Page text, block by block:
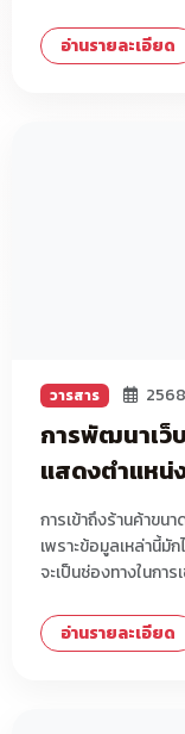
อ่านรายละเอียด
วารสาร 2568
การพัฒนาเว็
แสดงตำแหน่
อำเภอสวนผึ้
การเข้าถึงร้านค้าขน
เพราะข้อมูลเหล่านี้มั
จะเป็นช่องทางในการ
อ่านรายละเอียด